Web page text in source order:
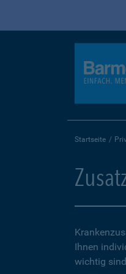
Startseite
Ihnen
wichtig